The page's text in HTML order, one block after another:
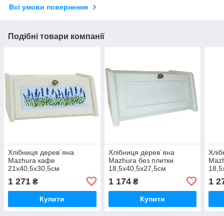
Всі умови повернення
Подібні товари компанії
Хлібниця дерев`яна
Mazhura кафе
21x40,5x30,5см
1 271 ₴
Купити
Хлібниця дерев`яна
Mazhura без плитки
18,5x40,5x27,5см
1 174₴
Купити
1